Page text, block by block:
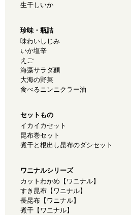
生干しいか
珍味・瓶詰
味わいしじみ
いか塩辛
えご
海藻サラダ麵
大海の野菜
食べるニンニクラー油
セットもの
イカイカセット
昆布巻セット
煮干と根出し昆布のダシセット
ワニナルシリーズ
カットわかめ【ワニナル】
すき昆布【ワニナル】
長昆布【ワニナル】
煮干【ワニナル】